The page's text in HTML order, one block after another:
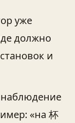
уже
должно
и
«на 杯